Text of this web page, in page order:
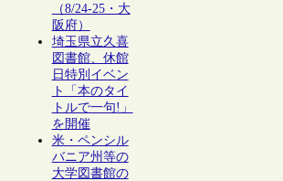
（8/24-25・大
阪府）
埼玉県立久喜
図書館、休館
日特別イベン
ト「本のタイ
トルで一句!」
を開催
米・ペンシル
バニア州等の
大学図書館の